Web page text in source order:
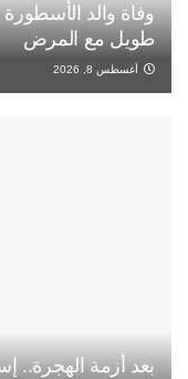
وفاة والد الأسطورة
طويل مع المرض
أغسطس 8, 2026
بعد أزمة الهجرة..